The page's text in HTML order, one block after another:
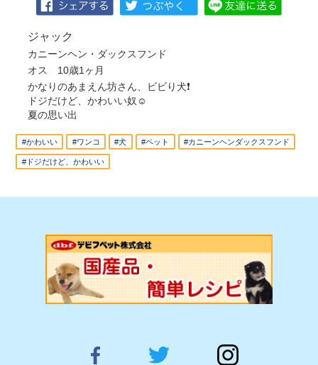
ジャック
カニーンヘン・ダックスフンド
オス 10歳1ヶ月
かなりのあまえん坊さん、ビビり犬❗️
ドジだけど、かわいい奴☺️
夏の思い出
#かわいい #ワンコ #犬 #ペット #カニーンヘンダックスフンド
#ドジだけど、かわいい